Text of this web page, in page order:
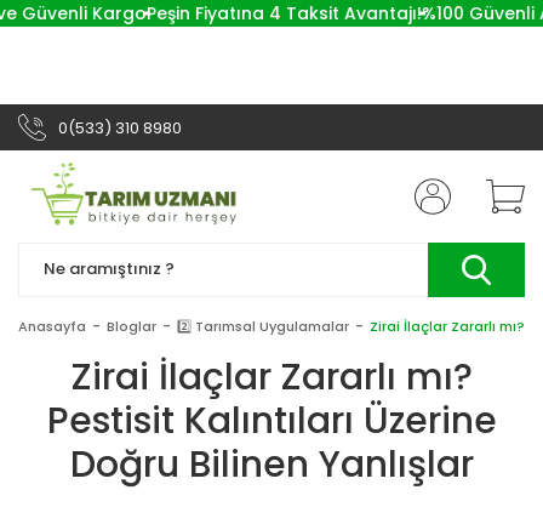
Güvenli KargoPeşin Fiyatına 4 Taksit Avantajı!%100 Güvenli
0(533) 310 8980
Anasayfa Bloglar 2️⃣ Tarımsal Uygulamalar Zirai İlaçlar Zararlı mı?
Zirai İlaçlar Zararlı mı?
Pestisit Kalıntıları Üzerine
Doğru Bilinen Yanlışlar